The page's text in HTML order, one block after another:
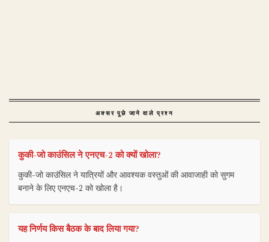
अक्सर पूछे जाने वाले प्रश्न
कुकी-जो काउंसिल ने एनएच-2 को क्यों खोला?
कुकी-जो काउंसिल ने यात्रियों और आवश्यक वस्तुओं की आवाजाही को सुगम
बनाने के लिए एनएच-2 को खोला है।
यह निर्णय किस बैठक के बाद लिया गया?